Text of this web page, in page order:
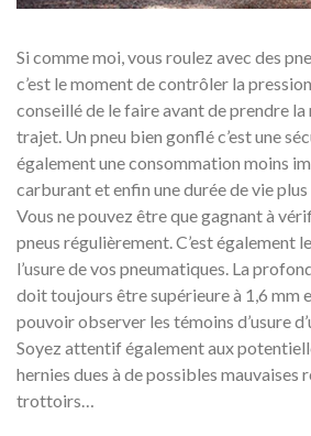
Si comme moi, vous roulez avec des
c’est le moment de contrôler la
conseillé de le faire avant de prendre
trajet. Un pneu bien gonflé c’est une
également une consommation moins
carburant et enfin une durée de vie
Vous ne pouvez être que gagnant à
pneus régulièrement. C’est également
l’usure de vos pneumatiques. La
doit toujours être supérieure à 1,6 mm
pouvoir observer les témoins d’usure
Soyez attentif également aux
hernies dues à de possibles mauvaises
trottoirs…